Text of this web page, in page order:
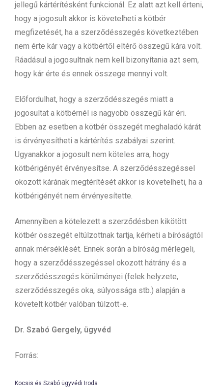
jellegű kártérítésként funkcionál. Ez alatt azt kell érteni,
hogy a jogosult akkor is követelheti a kötbér
megfizetését, ha a szerződésszegés következtében
nem érte kár vagy a kötbértől eltérő összegű kára volt.
Ráadásul a jogosultnak nem kell bizonyítania azt sem,
hogy kár érte és ennek összege mennyi volt.
Előfordulhat, hogy a szerződésszegés miatt a
jogosultat a kötbérnél is nagyobb összegű kár éri.
Ebben az esetben a kötbér összegét meghaladó kárát
is érvényesítheti a kártérítés szabályai szerint.
Ugyanakkor a jogosult nem köteles arra, hogy
kötbérigényét érvényesítse. A szerződésszegéssel
okozott kárának megtérítését akkor is követelheti, ha a
kötbérigényét nem érvényesítette.
Amennyiben a kötelezett a szerződésben kikötött
kötbér összegét eltúlzottnak tartja, kérheti a bíróságtól
annak mérséklését. Ennek során a bíróság mérlegeli,
hogy a szerződésszegéssel okozott hátrány és a
szerződésszegés körülményei (felek helyzete,
szerződésszegés oka, súlyossága stb.) alapján a
követelt kötbér valóban túlzott-e.
Dr. Szabó Gergely, ügyvéd
Forrás:
Kocsis és Szabó ügyvédi Iroda